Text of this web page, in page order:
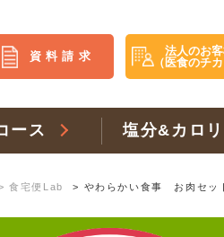
資料請求
法人のお
（医食のチ
ース 塩分&カロ
食宅便Lab > やわらかい食事 お肉セッ